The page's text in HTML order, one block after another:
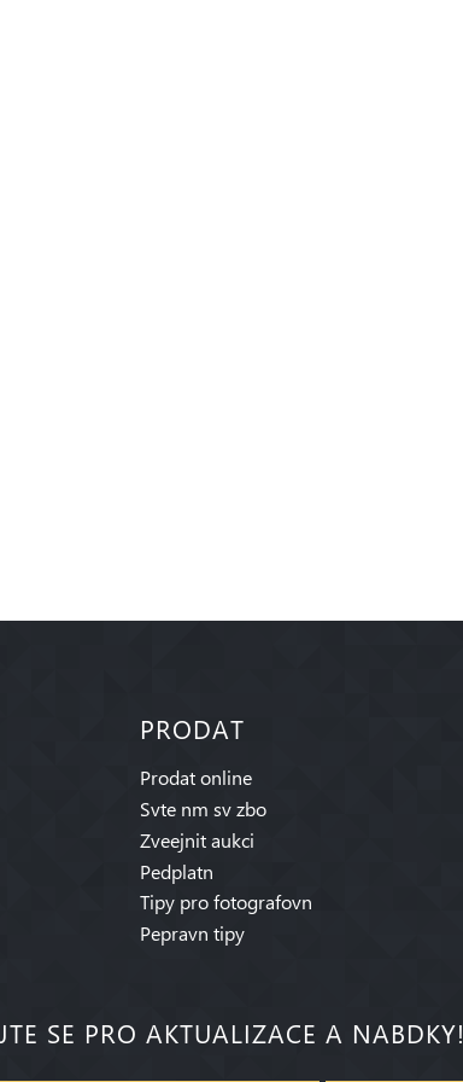
PRODAT
Prodat online
Svte nm sv zbo
Zveejnit aukci
Pedplatn
Tipy pro fotografovn
Pepravn tipy
SE PRO AKTUALIZACE A NABDKY!